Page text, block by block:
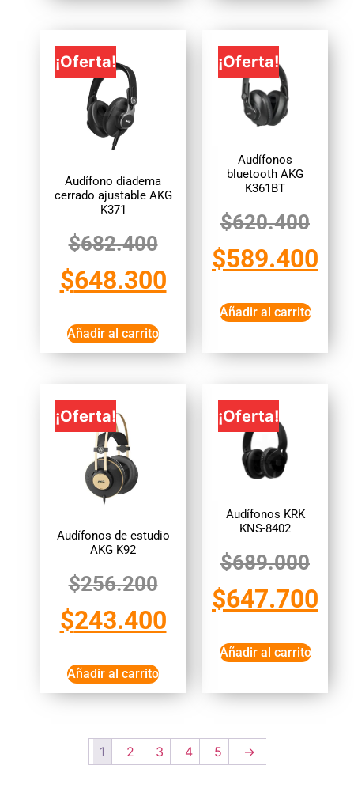
¡Oferta!
Audífono diadema
cerrado ajustable AKG
K371
$682.400
$648.300
Añadir al carrito
¡Oferta!
Audífonos
bluetooth AKG
K361BT
$620.400
$589.400
Añadir al carrito
¡Oferta!
Audífonos de estudio
AKG K92
$256.200
$243.400
Añadir al carrito
¡Oferta!
Audífonos KRK
KNS-8402
$689.000
$647.700
Añadir al carrito
1 2 3 4 5 →